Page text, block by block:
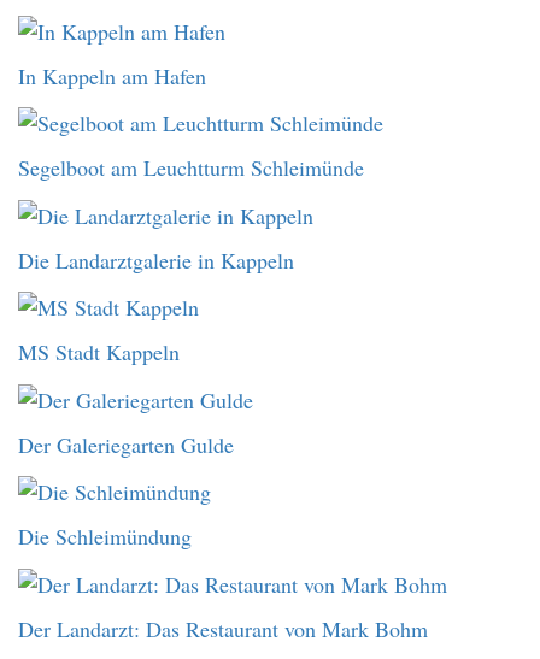
In Kappeln am Hafen
Segelboot am Leuchtturm Schleimünde
Die Landarztgalerie in Kappeln
MS Stadt Kappeln
Der Galeriegarten Gulde
Die Schleimündung
Der Landarzt: Das Restaurant von Mark Bohm